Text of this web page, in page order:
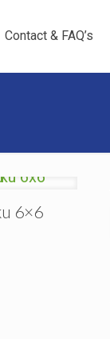
Contact & FAQ’s
6×6